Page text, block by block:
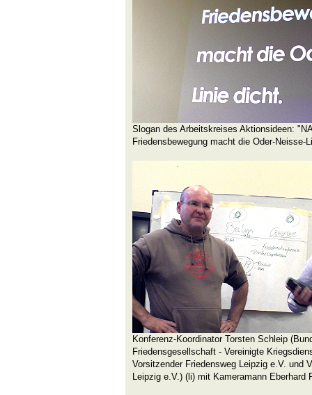
Slogan des Arbeitskreises Aktionsideen:
Friedensbewegung macht die Oder-Neisse-
Konferenz-Koordinator Torsten Schleip
Friedensgesellschaft - Vereinigte
Vorsitzender Friedensweg Leipzig e.V. und
Leipzig e.V.) (li) mit Kameramann Eberhard